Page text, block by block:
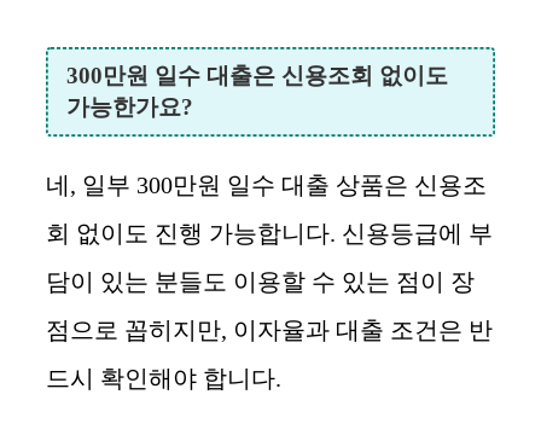
300만원 일수 대출은 신용조회 없이도
가능한가요?
네, 일부 300만원 일수 대출 상품은 신용조
회 없이도 진행 가능합니다. 신용등급에 부
담이 있는 분들도 이용할 수 있는 점이 장
점으로 꼽히지만, 이자율과 대출 조건은 반
드시 확인해야 합니다.